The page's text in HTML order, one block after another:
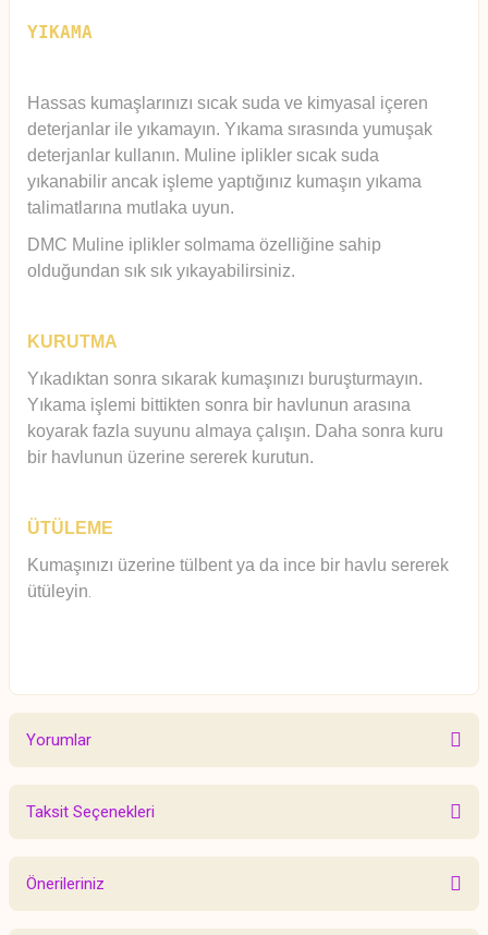
YIKAMA
Hassas kumaşlarınızı sıcak suda ve kimyasal içeren
deterjanlar ile yıkamayın. Yıkama sırasında yumuşak
deterjanlar kullanın. Muline iplikler sıcak suda
yıkanabilir ancak işleme yaptığınız kumaşın yıkama
talimatlarına mutlaka uyun.
DMC Muline iplikler solmama özelliğine sahip
olduğundan sık sık yıkayabilirsiniz.
KURUTMA
Yıkadıktan sonra sıkarak kumaşınızı buruşturmayın.
Yıkama işlemi bittikten sonra bir havlunun arasına
koyarak fazla suyunu almaya çalışın. Daha sonra kuru
bir havlunun üzerine sererek kurutun.
ÜTÜLEME
Kumaşınızı üzerine tülbent ya da ince bir havlu sererek
ütüleyin.
Yorumlar
Taksit Seçenekleri
Önerileriniz